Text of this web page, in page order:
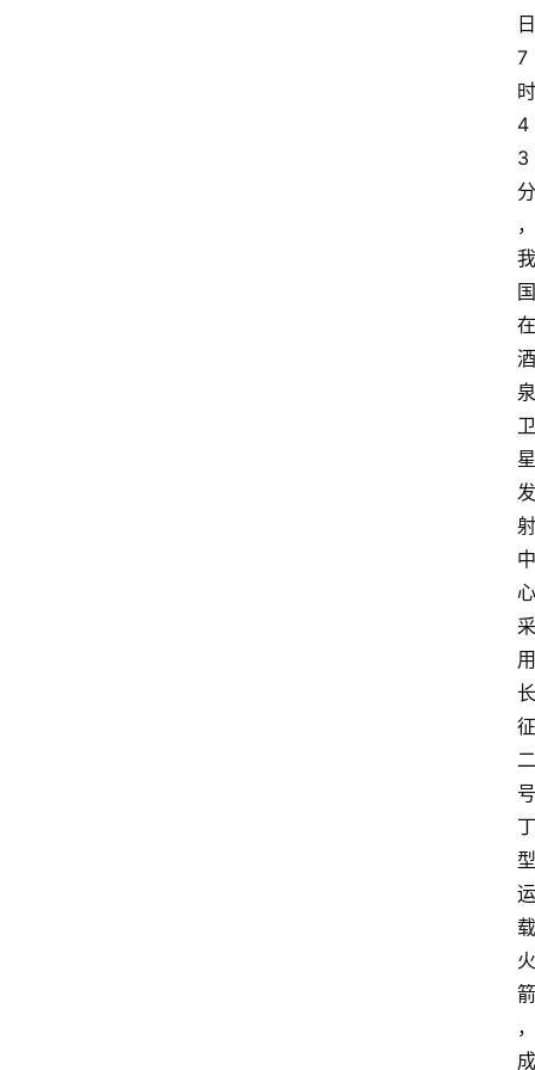
日
7
时
4
3
分
，
我
国
在
酒
泉
卫
星
发
射
中
心
采
用
长
征
二
号
丁
型
运
载
火
箭
，
成